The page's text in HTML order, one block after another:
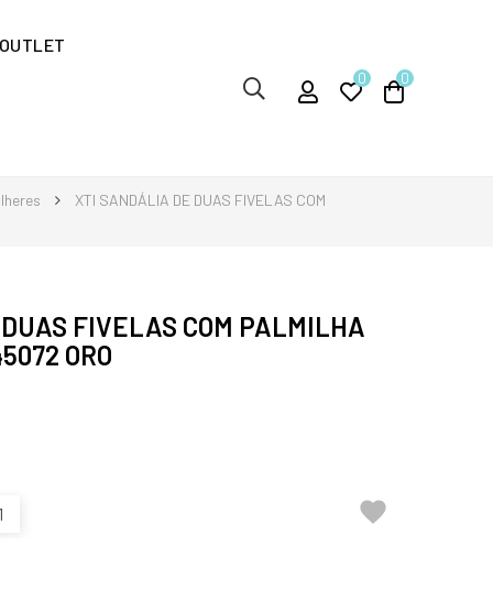
OUTLET
0 0
XTI SANDÁLIA DE DUAS FIVELAS COM
FIVELAS COM PALMILHA
ORO
